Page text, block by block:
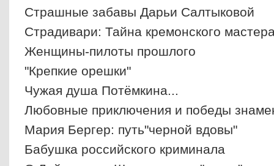
Страшные забавы Дарьи Салтыковой
Страдивари: Тайна кремонского
Женщины-пилоты прошлого
"Крепкие орешки"
Чужая душа Потёмкина...
Любовные приключения и победы
Мария Бергер: путь"черной вдовы"
Бабушка российского криминала